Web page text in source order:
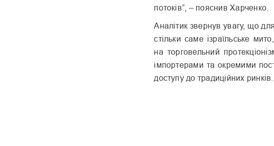
потоків”, – пояснив Харченко.
Аналітик звернув увагу, що
стільки саме ізраїльське
на торговельний
імпортерами та окремими
доступу до традиційних ринків.